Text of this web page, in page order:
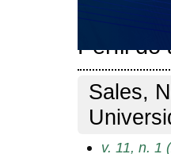
Perfil do
Sales,
v. 11, n. 1